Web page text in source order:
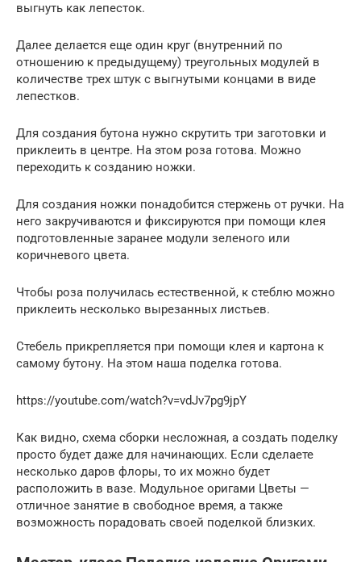
выгнуть как лепесток.
Далее делается еще один круг (внутренний по
отношению к предыдущему) треугольных модулей в
количестве трех штук с выгнутыми концами в виде
лепестков.
Для создания бутона нужно скрутить три заготовки и
приклеить в центре. На этом роза готова. Можно
переходить к созданию ножки.
Для создания ножки понадобится стержень от ручки. На
него закручиваются и фиксируются при помощи клея
подготовленные заранее модули зеленого или
коричневого цвета.
Чтобы роза получилась естественной, к стеблю можно
приклеить несколько вырезанных листьев.
Стебель прикрепляется при помощи клея и картона к
самому бутону. На этом наша поделка готова.
https://youtube.com/watch?v=vdJv7pg9jpY
Как видно, схема сборки несложная, а создать поделку
просто будет даже для начинающих. Если сделаете
несколько даров флоры, то их можно будет
расположить в вазе. Модульное оригами Цветы —
отличное занятие в свободное время, а также
возможность порадовать своей поделкой близких.